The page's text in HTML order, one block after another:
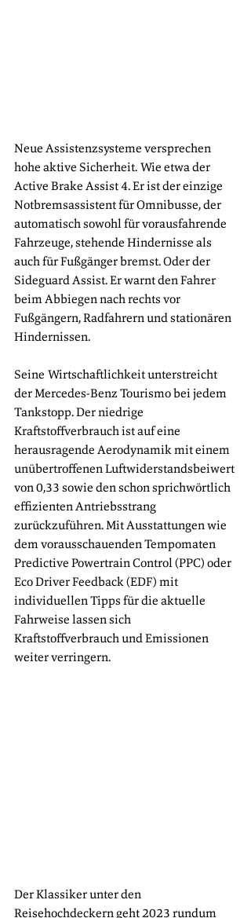
Neue Assistenzsysteme versprechen
hohe aktive Sicherheit. Wie etwa der
Active Brake Assist 4. Er ist der einzige
Notbremsassistent für Omnibusse, der
automatisch sowohl für vorausfahrende
Fahrzeuge, stehende Hindernisse als
auch für Fußgänger bremst. Oder der
Sideguard Assist. Er warnt den Fahrer
beim Abbiegen nach rechts vor
Fußgängern, Radfahrern und stationären
Hindernissen.
Seine Wirtschaftlichkeit unterstreicht
der Mercedes-Benz Tourismo bei jedem
Tankstopp. Der niedrige
Kraftstoffverbrauch ist auf eine
herausragende Aerodynamik mit einem
unübertroffenen Luftwiderstandsbeiwert
von 0,33 sowie den schon sprichwörtlich
effizienten Antriebsstrang
zurückzuführen. Mit Ausstattungen wie
dem vorausschauenden Tempomaten
Predictive Powertrain Control (PPC) oder
Eco Driver Feedback (EDF) mit
individuellen Tipps für die aktuelle
Fahrweise lassen sich
Kraftstoffverbrauch und Emissionen
weiter verringern.
Der Klassiker unter den
Reisehochdeckern geht 2023 rundum